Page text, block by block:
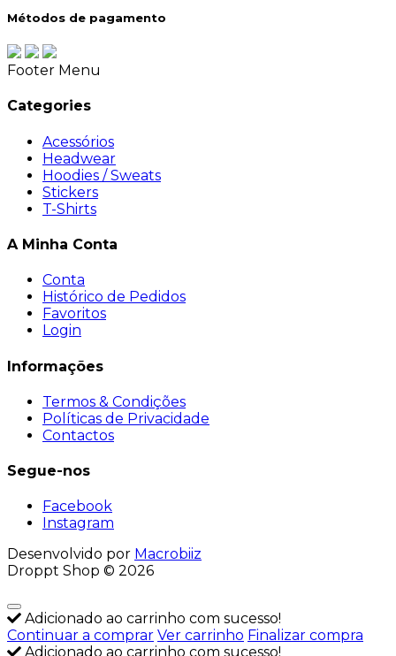
Métodos de pagamento
Footer Menu
Categories
Acessórios
Headwear
Hoodies / Sweats
Stickers
T-Shirts
A Minha Conta
Conta
Histórico de Pedidos
Favoritos
Login
Informações
Termos & Condições
Políticas de Privacidade
Contactos
Segue-nos
Facebook
Instagram
Desenvolvido por Macrobiiz
Droppt Shop © 2026
Adicionado ao carrinho com sucesso!
Continuar a comprar Ver carrinho Finalizar compra
Adicionado ao carrinho com sucesso!